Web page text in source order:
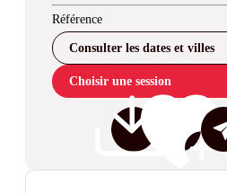
Référence
Consulter les dates et villes
Choisir une session